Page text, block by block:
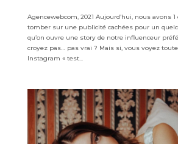
Agencewebcom, 2021 Aujourd’hui, nous avons
tomber sur une publicité cachées pour un
qu’on ouvre une story de notre influenceur
croyez pas… pas vrai ? Mais si, vous voyez
Instagram « test...